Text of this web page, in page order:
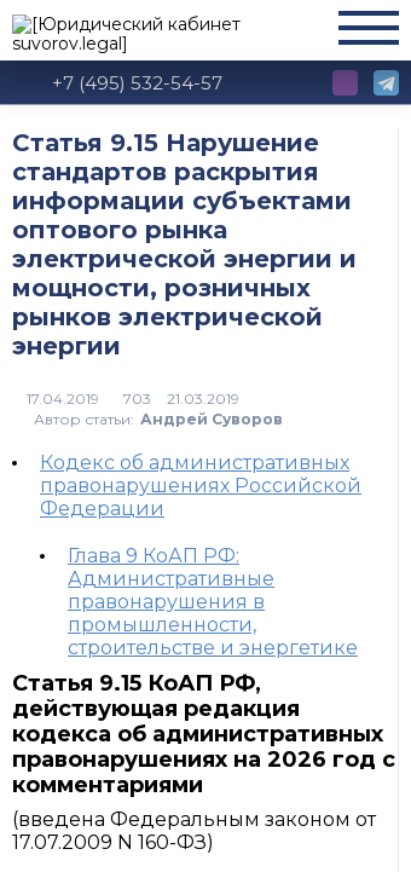
+7 (495) 532-54-57
Статья 9.15 Нарушение
стандартов раскрытия
информации субъектами
оптового рынка
электрической энергии и
мощности, розничных
рынков электрической
энергии
703
Автор статьи: Андрей Суворов
Кодекс об административных
правонарушениях Российской
Федерации
Глава 9 КоАП РФ:
Административные
правонарушения в
промышленности,
строительстве и энергетике
Статья 9.15 КоАП РФ,
действующая редакция
кодекса об административных
правонарушениях на 2026 год с
комментариями
(введена Федеральным законом от
17.07.2009 N 160-ФЗ)